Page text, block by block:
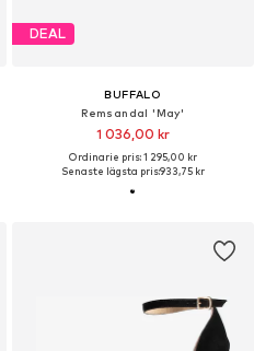
DEAL
BUFFALO
Remsandal 'May'
1 036,00 kr
Ordinarie pris: 1 295,00 kr
Senaste lägsta pris:933,75 kr